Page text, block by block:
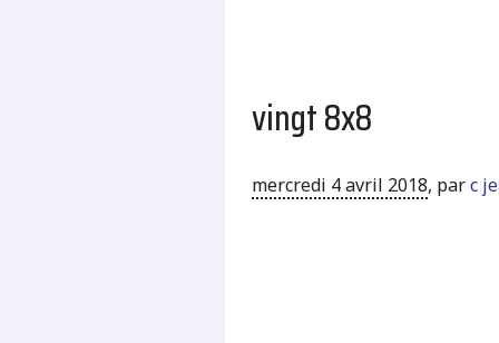
vingt 8x8
mercredi 4 avril 2018, parc